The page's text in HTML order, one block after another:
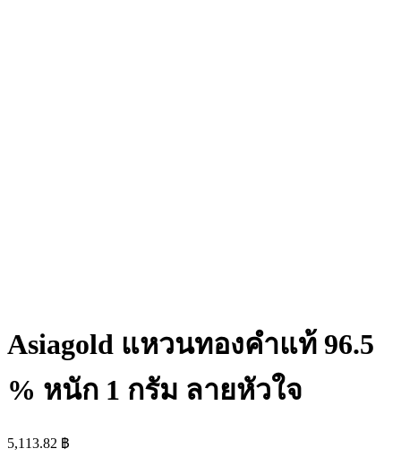
Asiagold แหวนทองคำแท้ 96.5
% หนัก 1 กรัม ลายหัวใจ
5,113.82 ฿